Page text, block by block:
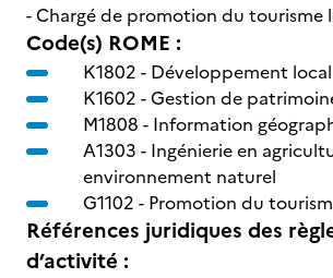
- Chargé de promotion du tourisme
Code(s) ROME :
K1802 - Développement local
K1602 -Gestion de
M1808 - Information
A1303 - Ingénierie en
environnement naturel
G1102 - Promotion du
Références juridiques des
d’activité :